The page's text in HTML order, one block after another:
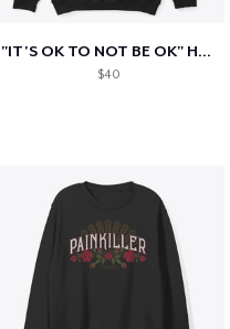
"IT'S OK TO NOT BE OK" Hoodie (BP LOGO)
$40